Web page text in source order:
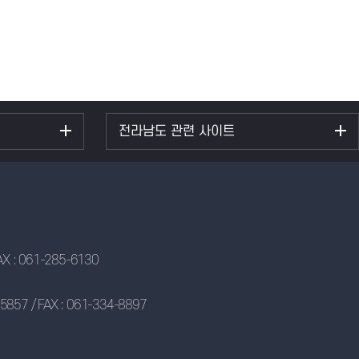
전라남도 관련 사이트
: 061-285-6130
5857 / FAX : 061-334-8897